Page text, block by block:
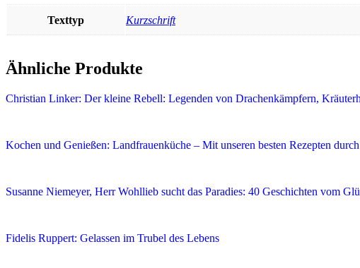
Texttyp Kurzschrift
Ähnliche Produkte
Christian Linker: Der kleine Rebell: Legenden von Drachenkämpfern,
Kochen und Genießen: Landfrauenküche – Mit unseren besten Rezepten durch
Susanne Niemeyer, Herr Wohllieb sucht das Paradies: 40 Geschichten vom
Fidelis Ruppert: Gelassen im Trubel des Lebens